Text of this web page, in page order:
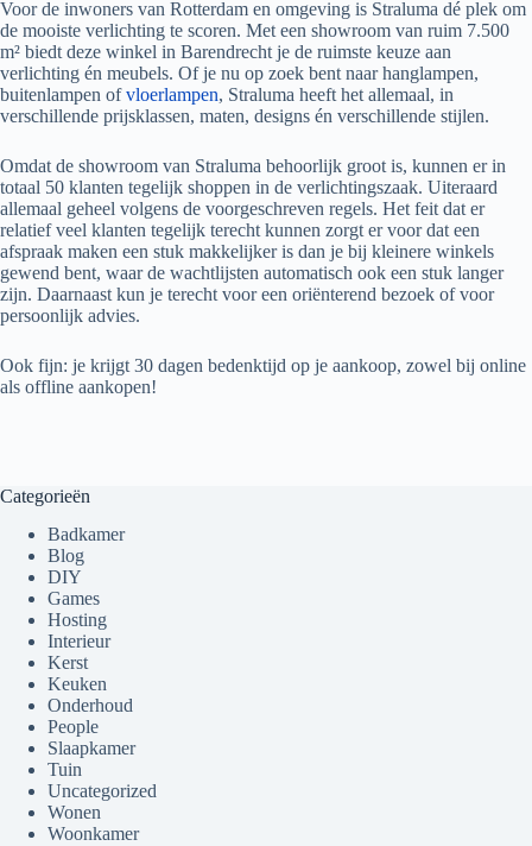
Voor de inwoners van Rotterdam en omgeving is Straluma dé plek om
de mooiste verlichting te scoren. Met een showroom van ruim 7.500
m² biedt deze winkel in Barendrecht je de ruimste keuze aan
verlichting én meubels. Of je nu op zoek bent naar hanglampen,
buitenlampen ofvloerlampen, Straluma heeft het allemaal, in
verschillende prijsklassen, maten, designs én verschillende stijlen.
Omdat de showroom van Straluma behoorlijk groot is, kunnen er in
totaal 50 klanten tegelijk shoppen in de verlichtingszaak. Uiteraard
allemaal geheel volgens de voorgeschreven regels. Het feit dat er
relatief veel klanten tegelijk terecht kunnen zorgt er voor dat een
afspraak maken een stuk makkelijker is dan je bij kleinere winkels
gewend bent, waar de wachtlijsten automatisch ook een stuk langer
zijn. Daarnaast kun je terecht voor een oriënterend bezoek of voor
persoonlijk advies.
Ook fijn: je krijgt 30 dagen bedenktijd op je aankoop, zowel bij online
als offline aankopen!
Categorieën
Badkamer
Blog
DIY
Games
Hosting
Interieur
Kerst
Keuken
Onderhoud
People
Slaapkamer
Tuin
Uncategorized
Wonen
Woonkamer